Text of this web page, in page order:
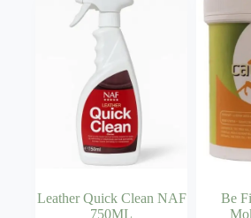
Leather Quick Clean NAF
750ML
Be